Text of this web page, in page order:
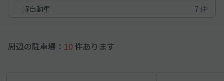
軽自動車
7 件
周辺の駐車場： 10 件あります